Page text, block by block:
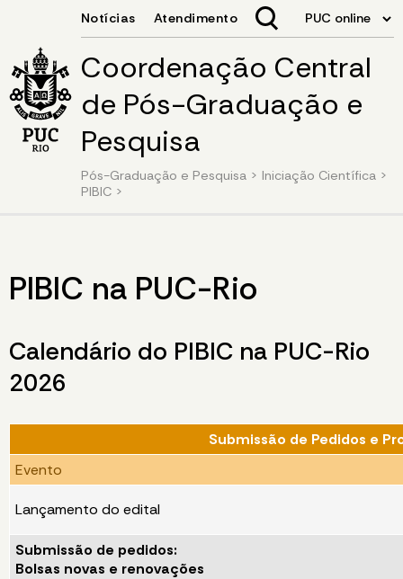
Coordenação Central
de Pós-Graduação e
Pesquisa
Pós-Graduação e Pesquisa > Iniciação Científica >
PIBIC >
PIBIC na PUC-Rio
Calendário do PIBIC na PUC-Rio
2026
Submissão de Pedidos e
Evento
Lançamento do edital
Submissão de pedidos:
Bolsas novas e renovações